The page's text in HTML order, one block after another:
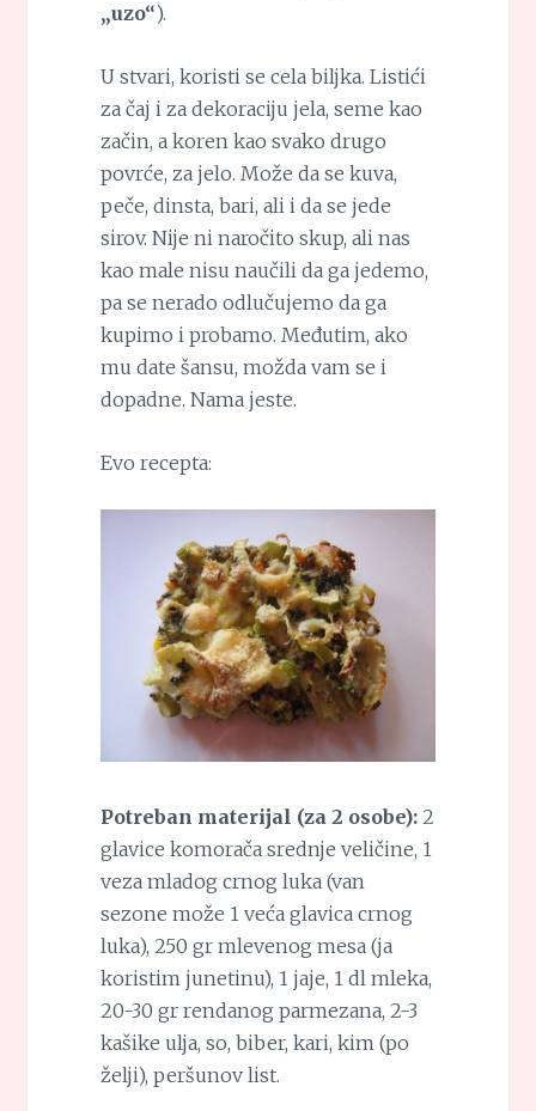
„uzo“).
U stvari, koristi se cela biljka. Listići
za čaj i za dekoraciju jela, seme kao
začin, a koren kao svako drugo
povrće, za jelo. Može da se kuva,
peče, dinsta, bari, ali i da se jede
sirov. Nije ni naročito skup, ali nas
kao male nisu naučili da ga jedemo,
pa se nerado odlučujemo da ga
kupimo i probamo. Međutim, ako
mu date šansu, možda vam se i
dopadne. Nama jeste.
Evo recepta:
Potreban materijal (za 2 osobe):2
glavice komorača srednje veličine, 1
veza mladog crnog luka (van
sezone može 1 veća glavica crnog
luka), 250 gr mlevenog mesa (ja
koristim junetinu), 1 jaje, 1 dl mleka,
20-30 gr rendanog parmezana, 2-3
kašike ulja, so, biber, kari, kim (po
želji), peršunov list.